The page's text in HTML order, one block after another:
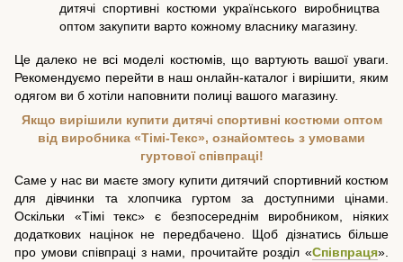
дитячі спортивні костюми українського виробництва
оптом закупити варто кожному власнику магазину.
Це далеко не всі моделі костюмів, що вартують вашої уваги.
Рекомендуємо перейти в наш онлайн-каталог і вирішити, яким
одягом ви б хотіли наповнити полиці вашого магазину.
Якщо вирішили купити дитячі спортивні костюми оптом
від виробника «Тімі-Текс», ознайомтесь з умовами
гуртової співпраці!
Саме у нас ви маєте змогу купити дитячий спортивний костюм
для дівчинки та хлопчика гуртом за доступними цінами.
Оскільки «Тімі текс» є безпосереднім виробником, ніяких
додаткових націнок не передбачено. Щоб дізнатись більше
про умови співпраці з нами, прочитайте розділ «Співпраця».